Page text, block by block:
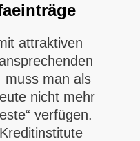
attraktiven
muss man als
nicht mehr
verfügen.